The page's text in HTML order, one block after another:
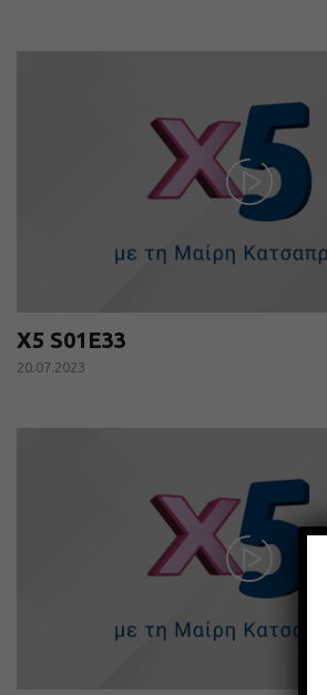
X5 S01E33
20.07.2023